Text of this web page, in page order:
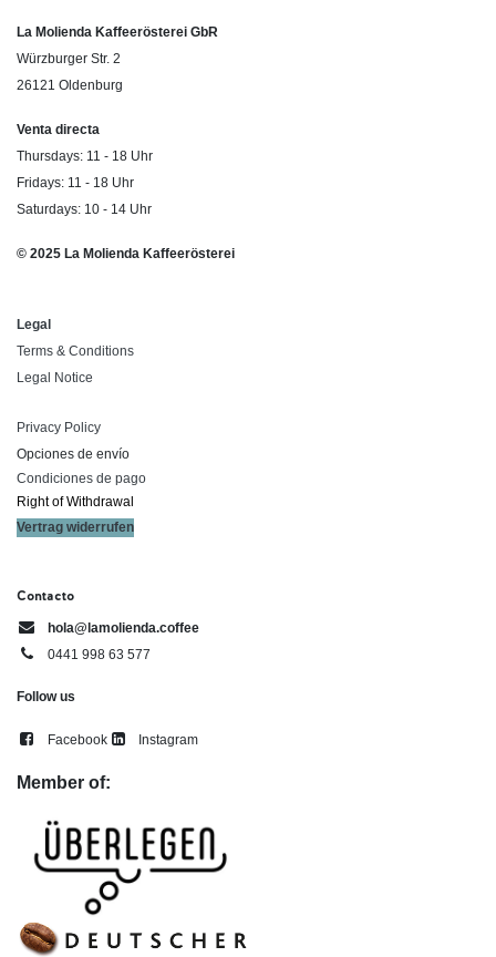
La Molienda Kaffeerösterei GbR
Würzburger Str. 2
26121 Oldenburg
Venta directa
Thursdays: 11 - 18 Uhr
Fridays: 11 - 18 Uhr
Saturdays: 10 - 14 Uhr
© 2025 La Molienda Kaffeerösterei
Legal
Terms & Conditions
Legal Notice
Privacy Policy
Opciones de envío
Condiciones de pago
Right of ​Withdrawal​
Vertrag widerrufen
Contacto
hola@lamolienda.coffee
0441 998 63 577
Follow us
Facebook Instagram
Member of: